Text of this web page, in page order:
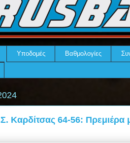
Υποδομές Βαθμολογίες
Καρδίτσας 64-56: Πρεμιέρα